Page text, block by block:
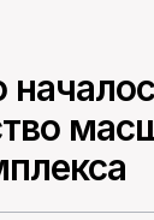
ПО САЙТУ